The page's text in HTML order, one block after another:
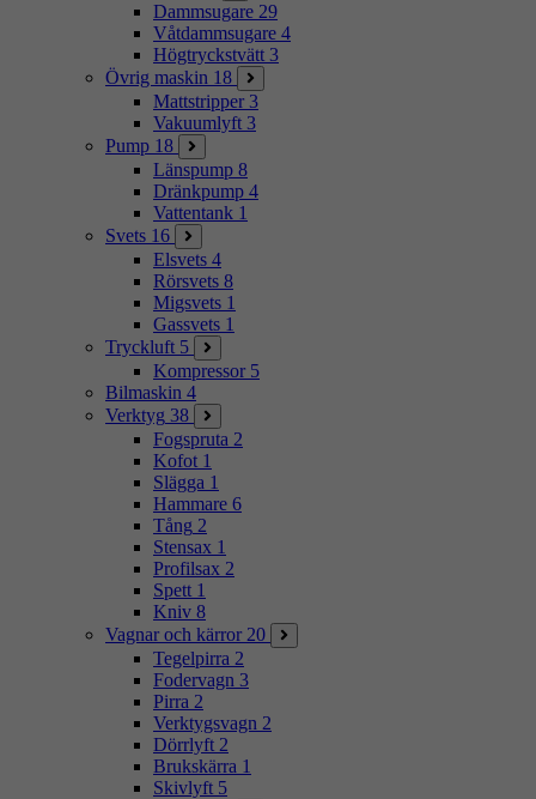
Dammsugare 29
Våtdammsugare 4
Högtryckstvätt 3
Övrig maskin 18
Mattstripper 3
Vakuumlyft 3
Pump 18
Länspump 8
Dränkpump 4
Vattentank 1
Svets 16
Elsvets 4
Rörsvets 8
Migsvets 1
Gassvets 1
Tryckluft 5
Kompressor 5
Bilmaskin 4
Verktyg 38
Fogspruta 2
Kofot 1
Slägga 1
Hammare 6
Tång 2
Stensax 1
Profilsax 2
Spett 1
Kniv 8
Vagnar och kärror 20
Tegelpirra 2
Fodervagn 3
Pirra 2
Verktygsvagn 2
Dörrlyft 2
Brukskärra 1
Skivlyft 5